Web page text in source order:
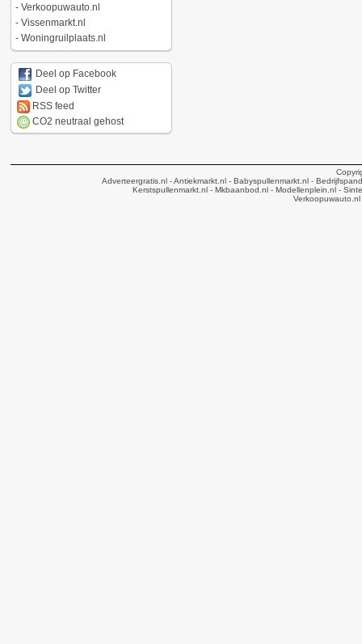
- Verkoopuwauto.nl
- Vissenmarkt.nl
- Woningruilplaats.nl
Deel op Facebook
Deel op Twitter
RSS feed
CO2 neutraal gehost
Adverteergratis.nl - Antiekmarkt.nl - Babyspullenmarkt.nl -
Kerstspullenmarkt.nl- Mkbaanbod.nl- Modellenplein.nl-
Verkoopuwauto.nl